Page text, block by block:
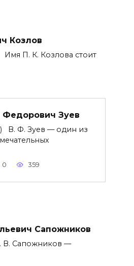
Козлов
П. К. Козлова стоит
Федорович Зуев
В. Ф. Зуев — один из
0 359
Сапожников
В. Сапожников —